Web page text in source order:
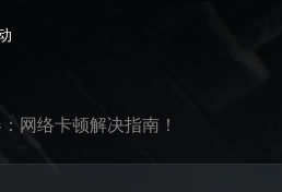
网络卡顿解决指南！